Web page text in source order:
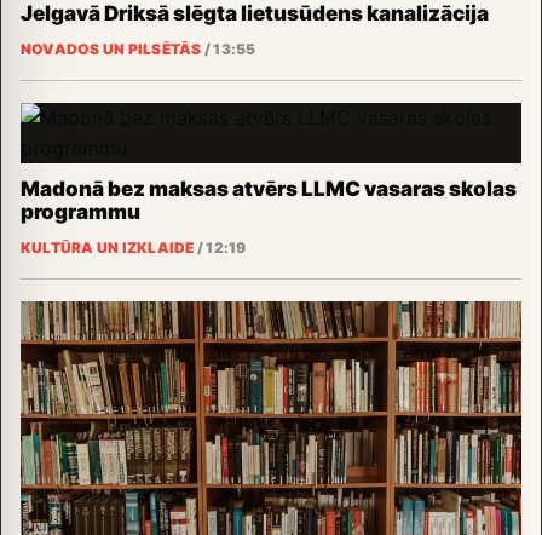
Jelgavā Driksā slēgta lietusūdens kanalizācija
NOVADOS UN PILSĒTĀS /13:55
Madonā bez maksas atvērs LLMC vasaras skolas
programmu
KULTŪRA UN IZKLAIDE /12:19